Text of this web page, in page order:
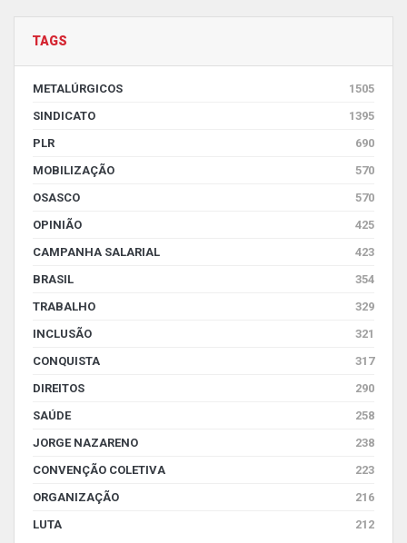
TAGS
METALÚRGICOS
1505
SINDICATO
1395
PLR
690
MOBILIZAÇÃO
570
OSASCO
570
OPINIÃO
425
CAMPANHA SALARIAL
423
BRASIL
354
TRABALHO
329
INCLUSÃO
321
CONQUISTA
317
DIREITOS
290
SAÚDE
258
JORGE NAZARENO
238
CONVENÇÃO COLETIVA
223
ORGANIZAÇÃO
216
LUTA
212